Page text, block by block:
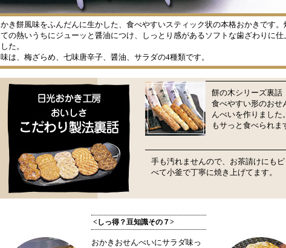
かき餅風味をふんだんに生かした、食べやすいスティック状の本格おかきです。
ての熱いうちにジューッと醤油につけ、しっとり感があるソフトな歯ざわりに仕
した。
味は、梅ざらめ、七味唐辛子、醤油、サラダの4種類です。
餅の木シリーズ裏話
食べやすい形のおせ
んべいを作りました
もサっと食べられま
手も汚れませんので、お茶請けにも
べて小釜で丁寧に焼き上げてます。
<しっ得？豆知識その７>
おかきおせんべいにサラダ味っ